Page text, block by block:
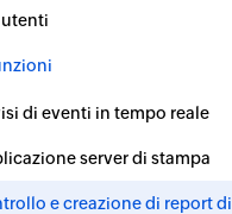
di eventi in tempo reale
server di stampa
e creazione di report di